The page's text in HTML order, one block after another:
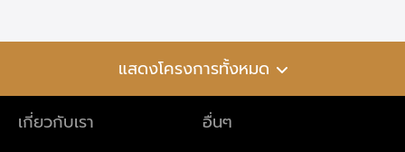
แสดงโครงการทั้งหมด
เกี่ยวกับเรา อื่นๆ